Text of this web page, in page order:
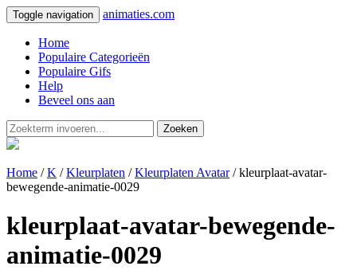
Toggle navigation animaties.com
Home
Populaire Categorieën
Populaire Gifs
Help
Beveel ons aan
Zoeken
Home /K /Kleurplaten /Kleurplaten Avatar/ kleurplaat-avatar-
bewegende-animatie-0029
kleurplaat-avatar-bewegende-
animatie-0029